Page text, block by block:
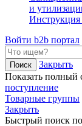
и
Инструкция
Войти b2b портал
Закрыть
Показать полный
поступление
Товарные группы
Закрыть
Быстрый поиск